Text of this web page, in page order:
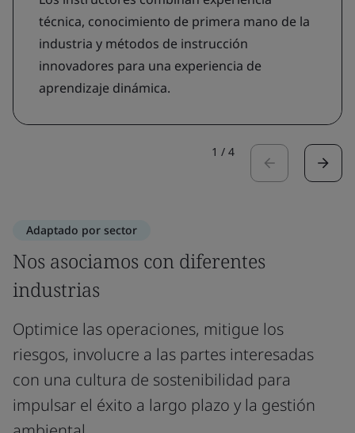
técnica, conocimiento de primera mano de la
industria y métodos de instrucción
innovadores para una experiencia de
aprendizaje dinámica.
1 / 4
Adaptado por sector
Nos asociamos con diferentes
industrias
Optimice las operaciones, mitigue los
riesgos, involucre a las partes interesadas
con una cultura de sostenibilidad para
impulsar el éxito a largo plazo y la gestión